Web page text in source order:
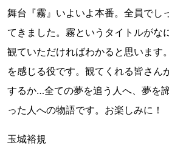
舞台『霧』いよいよ本番。全員でし
てきました。霧というタイトルがな
観ていただければわかると思います
を感じる役です。観てくれる皆さん
するか…全ての夢を追う人へ、夢を
った人への物語です。お楽しみに！
玉城裕規